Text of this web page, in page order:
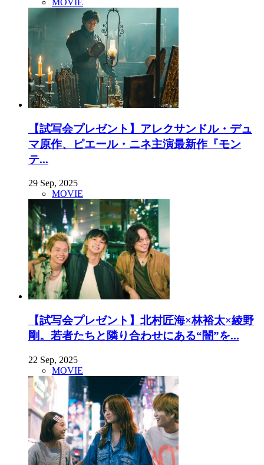
MOVIE
【試写会プレゼント】アレクサンドル・デュ
マ原作、ピエール・ニネ主演最新作『モン
テ...
29 Sep, 2025
MOVIE
【試写会プレゼント】北村匠海×林裕太×綾野
剛。若者たちと隣り合わせにある“闇”を...
22 Sep, 2025
MOVIE